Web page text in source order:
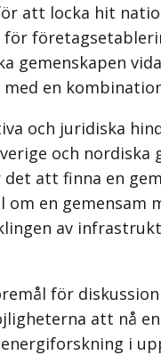
att locka hit
gemenskapen
en
och juridiska
och
det att finna en
om en
av
för
att nå
i